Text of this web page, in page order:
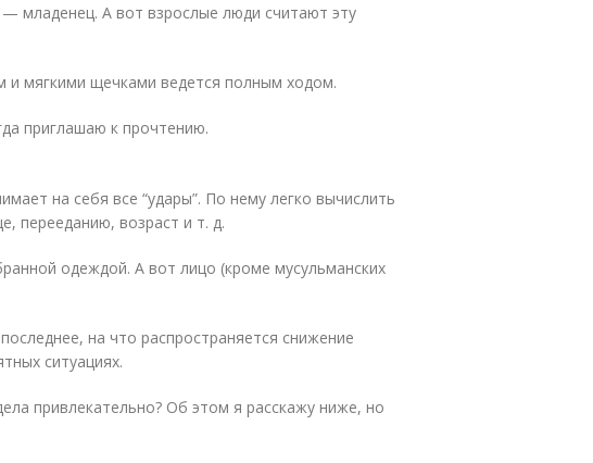
младенец. А вот взрослые люди считают эту
и мягкими щечками ведется полным ходом.
приглашаю к прочтению.
на себя все “удары”. По нему легко вычислить
перееданию, возраст и т. д.
одеждой. А вот лицо (кроме мусульманских
на что распространяется снижение
ситуациях.
привлекательно? Об этом я расскажу ниже, но